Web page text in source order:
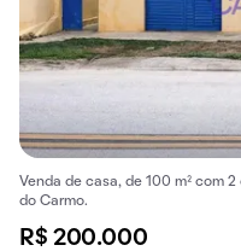
Venda de casa, de 100 m² com
do Carmo.
R$ 200.000